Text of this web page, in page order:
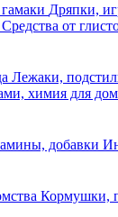
Дряпки,
Средства от
Лежаки,
химия для
добавки
Кормушки,